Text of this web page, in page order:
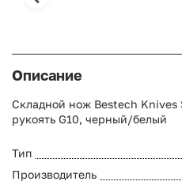
Описание
Складной нож Bestech Knives
рукоять G10, черный/белый
Тип
Производитель